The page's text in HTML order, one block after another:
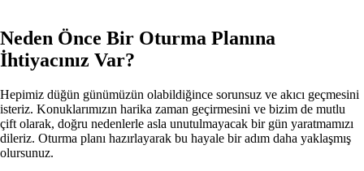
Neden Önce Bir Oturma Planına
İhtiyacınız Var?
Hepimiz düğün günümüzün olabildiğince sorunsuz ve akıcı geçmesini
isteriz. Konuklarımızın harika zaman geçirmesini ve bizim de mutlu
çift olarak, doğru nedenlerle asla unutulmayacak bir gün yaratmamızı
dileriz. Oturma planı hazırlayarak bu hayale bir adım daha yaklaşmış
olursunuz.